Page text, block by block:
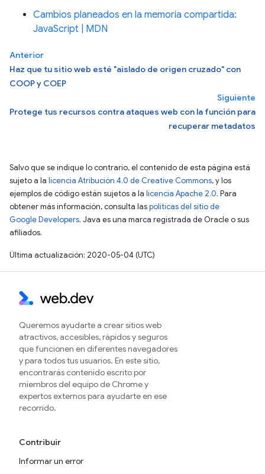
Cambios planeados en la memoria compartida:
JavaScript | MDN
Anterior
Haz que tu sitio web esté "aislado de origen cruzado" con
COOP y COEP
Siguiente
Protege tus recursos contra ataques web con la función para
recuperar metadatos
Salvo que se indique lo contrario, el contenido de esta página está
sujeto a la licencia Atribución 4.0 de Creative Commons, y los
ejemplos de código están sujetos a la licencia Apache 2.0. Para
obtener más información, consulta laspolíticas del sitio de
Google Developers. Java es una marca registrada de Oracle o sus
afiliados.
Última actualización: 2020-05-04 (UTC)
Queremos ayudarte a crear sitios web
atractivos, accesibles, rápidos y seguros
que funcionen en diferentes navegadores
y para todos tus usuarios. En este sitio,
encontrarás contenido escrito por
miembros del equipo de Chrome y
expertos externos para ayudarte en ese
recorrido.
Contribuir
Informar un error